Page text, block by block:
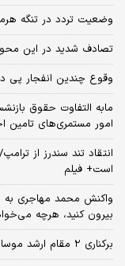
وضعیت تردد در تنگه
تصادف شدید در این محور/ ۴ نفر جان
وقوع چندین انفجار پی
مابه التفاوت حقوق
امور مستمری‌های تامین
انتقاد تند سندرز از
است+ فیلم
واکنش محمد مهاجری به
بیرون کنید، هرچه
برکناری ۲ مقام‌ ارشد موساد در پی شکست توطئه علیه ایران